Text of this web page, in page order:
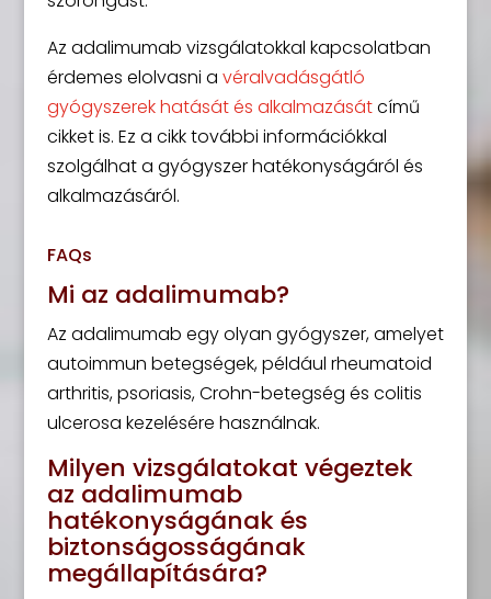
Az adalimumab vizsgálatokkal kapcsolatban
érdemes elolvasni a véralvadásgátló
gyógyszerek hatását és alkalmazásátcímű
cikket is. Ez a cikk további információkkal
szolgálhat a gyógyszer hatékonyságáról és
alkalmazásáról.
FAQs
Mi az adalimumab?
Az adalimumab egy olyan gyógyszer, amelyet
autoimmun betegségek, például rheumatoid
arthritis, psoriasis, Crohn-betegség és colitis
ulcerosa kezelésére használnak.
Milyen vizsgálatokat végeztek
az adalimumab
hatékonyságának és
biztonságosságának
megállapítására?